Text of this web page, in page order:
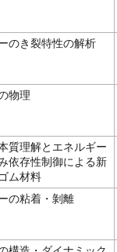
のき裂特性の解析
物理
質理解とエネルギー
依存性制御による新
ム材料
の粘着・剝離